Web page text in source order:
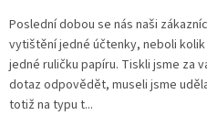
Poslední dobou se nás naši
vytištění jedné účtenky, neboli
jedné ruličku papíru. Tiskli jsme za
dotaz odpovědět, museli jsme
totiž na typu t...